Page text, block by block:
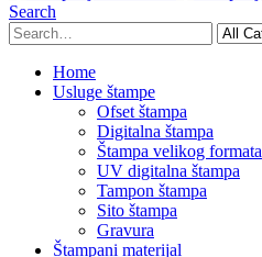
Search
Home
Usluge štampe
Ofset štampa
Digitalna štampa
Štampa velikog formata
UV digitalna štampa
Tampon štampa
Sito štampa
Gravura
Štampani materijal